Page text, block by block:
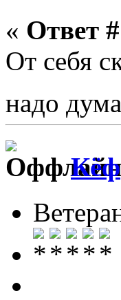
« Ответ
От себя
надо
Кёф